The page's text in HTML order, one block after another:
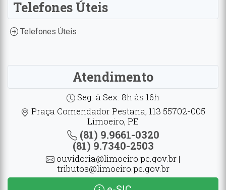
Telefones Úteis
Telefones Úteis
Atendimento
Seg. à Sex. 8h às 16h
Praça Comendador Pestana, 113 55702-005
Limoeiro, PE
(81) 9.9661-0320
(81) 9.7340-2503
ouvidoria@limoeiro.pe.gov.br |
tributos@limoeiro.pe.gov.br